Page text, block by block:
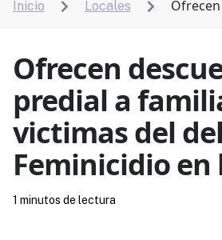
Inicio  Locales 
Ofrecen
predial a
victimas del
Feminicidio
1 minutos de lectura